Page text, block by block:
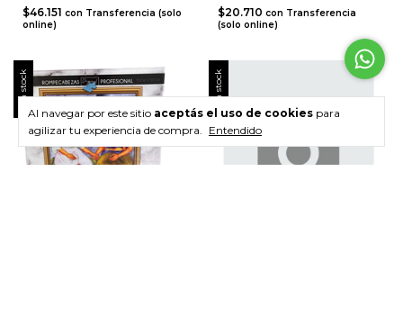
Al navegar por este sitio aceptás el uso de cookies para
agilizar tu experiencia de compra. Entendido
$46.151 con Transferencia (solo
online)
$20.710 con Transferencia
(solo online)
Sin stock Sin stock